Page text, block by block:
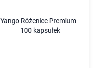
Yango Różeniec Premium -
100 kapsułek